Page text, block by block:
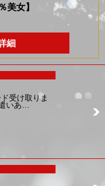
美女】
細
受け取りま
いあ…